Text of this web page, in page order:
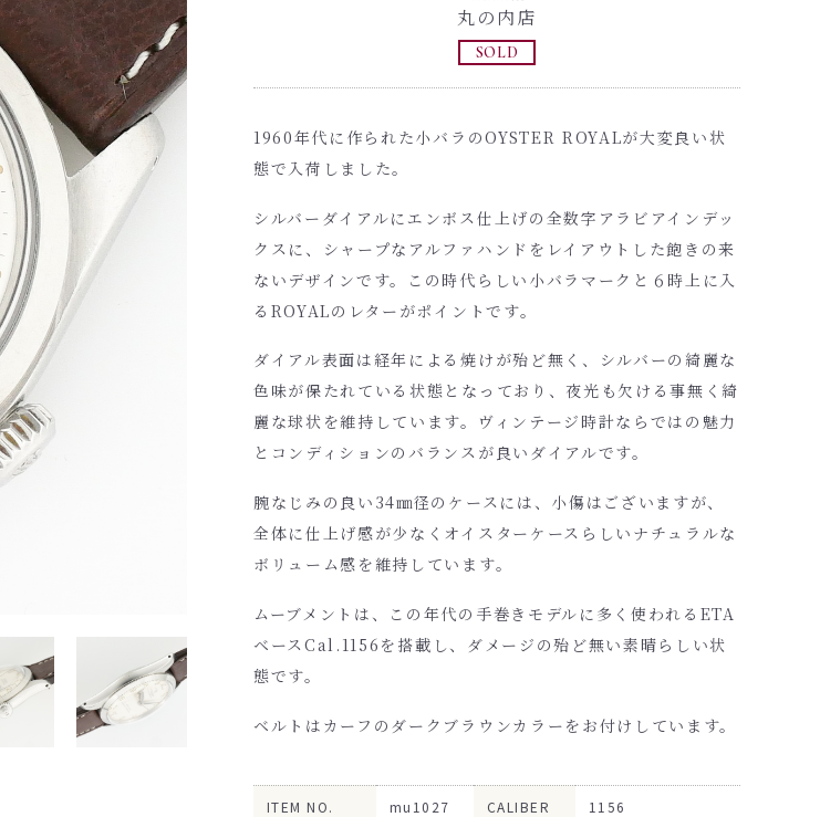
丸の内店
SOLD
1960年代に作られた小バラのOYSTER ROYALが大変良い状
態で入荷しました。
シルバーダイアルにエンボス仕上げの全数字アラビアインデッ
クスに、シャープなアルファハンドをレイアウトした飽きの来
ないデザインです。この時代らしい小バラマークと６時上に入
るROYALのレターがポイントです。
ダイアル表面は経年による焼けが殆ど無く、シルバーの綺麗な
色味が保たれている状態となっており、夜光も欠ける事無く綺
麗な球状を維持しています。ヴィンテージ時計ならではの魅力
とコンディションのバランスが良いダイアルです。
腕なじみの良い34㎜径のケースには、小傷はございますが、
全体に仕上げ感が少なくオイスターケースらしいナチュラルな
ボリューム感を維持しています。
ムーブメントは、この年代の手巻きモデルに多く使われるETA
ベースCal.1156を搭載し、ダメージの殆ど無い素晴らしい状
態です。
ベルトはカーフのダークブラウンカラーをお付けしています。
ITEM NO. mu1027 CALIBER 1156